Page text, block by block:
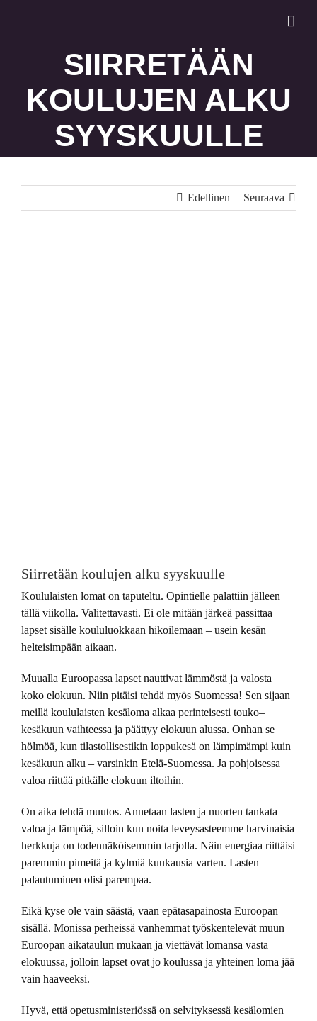
SIIRRETÄÄN
KOULUJEN ALKU
SYYSKUULLE
Edellinen Seuraava
Siirretään koulujen alku syyskuulle
Koululaisten lomat on taputeltu. Opintielle palattiin jälleen
tällä viikolla. Valitettavasti. Ei ole mitään järkeä passittaa
lapset sisälle koululuokkaan hikoilemaan – usein kesän
helteisimpään aikaan.
Muualla Euroopassa lapset nauttivat lämmöstä ja valosta
koko elokuun. Niin pitäisi tehdä myös Suomessa! Sen sijaan
meillä koululaisten kesäloma alkaa perinteisesti touko–
kesäkuun vaihteessa ja päättyy elokuun alussa. Onhan se
hölmöä, kun tilastollisestikin loppukesä on lämpimämpi kuin
kesäkuun alku – varsinkin Etelä-Suomessa. Ja pohjoisessa
valoa riittää pitkälle elokuun iltoihin.
On aika tehdä muutos. Annetaan lasten ja nuorten tankata
valoa ja lämpöä, silloin kun noita leveysasteemme harvinaisia
herkkuja on todennäköisemmin tarjolla. Näin energiaa riittäisi
paremmin pimeitä ja kylmiä kuukausia varten. Lasten
palautuminen olisi parempaa.
Eikä kyse ole vain säästä, vaan epätasapainosta Euroopan
sisällä. Monissa perheissä vanhemmat työskentelevät muun
Euroopan aikataulun mukaan ja viettävät lomansa vasta
elokuussa, jolloin lapset ovat jo koulussa ja yhteinen loma jää
vain haaveeksi.
Hyvä, että opetusministeriössä on selvityksessä kesälomien